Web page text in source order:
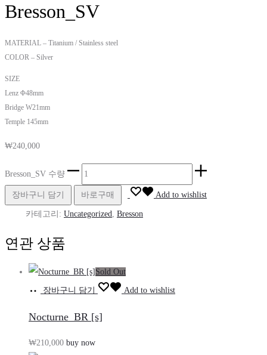
Bresson_SV
MATERIAL – Titanium / Stainless steel
COLOR – Silver
SIZE
Lenz Φ48mm
Bridge W21mm
Temple 145mm
₩240,000
Bresson_SV 수량
장바구니 담기 바로구매 Add to wishlist
카테고리: Uncategorized Bresson
연관 상품
Sold Out
장바구니 담기 Add to wishlist
Nocturne_BR [s]
₩210,000 buy now